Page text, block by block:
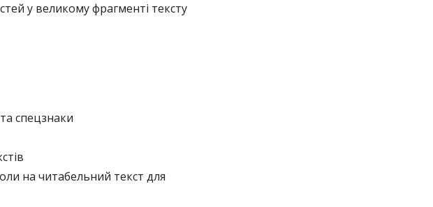
у великому фрагменті тексту
спецзнаки
на читабельний текст для